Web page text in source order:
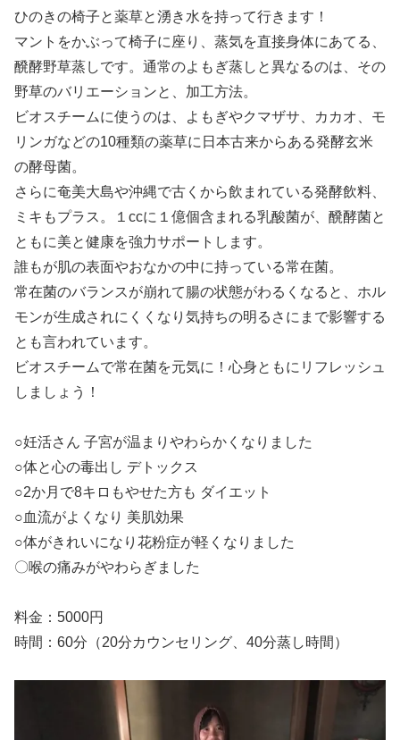
ひのきの椅子と薬草と湧き水を持って行きます！
マントをかぶって椅子に座り、蒸気を直接身体にあてる、
醗酵野草蒸しです。通常のよもぎ蒸しと異なるのは、その
野草のバリエーションと、加工方法。
ビオスチームに使うのは、よもぎやクマザサ、カカオ、モ
リンガなどの10種類の薬草に日本古来からある発酵玄米
の酵母菌。
さらに奄美大島や沖縄で古くから飲まれている発酵飲料、
ミキもプラス。１ccに１億個含まれる乳酸菌が、醗酵菌と
ともに美と健康を強力サポートします。
誰もが肌の表面やおなかの中に持っている常在菌。
常在菌のバランスが崩れて腸の状態がわるくなると、ホル
モンが生成されにくくなり気持ちの明るさにまで影響する
とも言われています。
ビオスチームで常在菌を元気に！心身ともにリフレッシュ
しましょう！
○妊活さん 子宮が温まりやわらかくなりました
○体と心の毒出し デトックス
○2か月で8キロもやせた方も ダイエット
○血流がよくなり 美肌効果
○体がきれいになり花粉症が軽くなりました
〇喉の痛みがやわらぎました
料金：5000円
時間：60分（20分カウンセリング、40分蒸し時間）